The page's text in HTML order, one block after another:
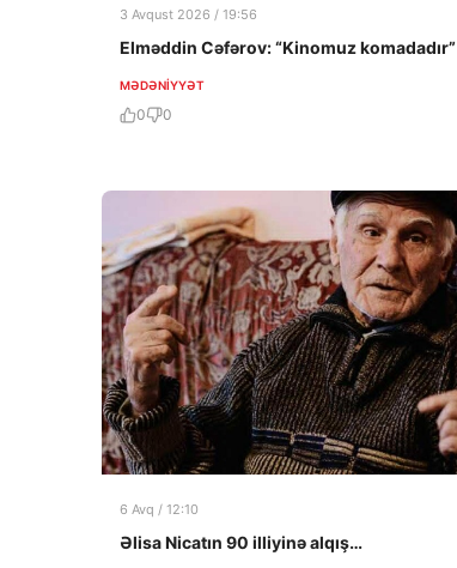
3 Avqust 2026 / 19:56
Elməddin Cəfərov: “Kinomuz komadadır”
MƏDƏNIYYƏT
0 0
6 Avq / 12:10
Əlisa Nicatın 90 illiyinə alqış…